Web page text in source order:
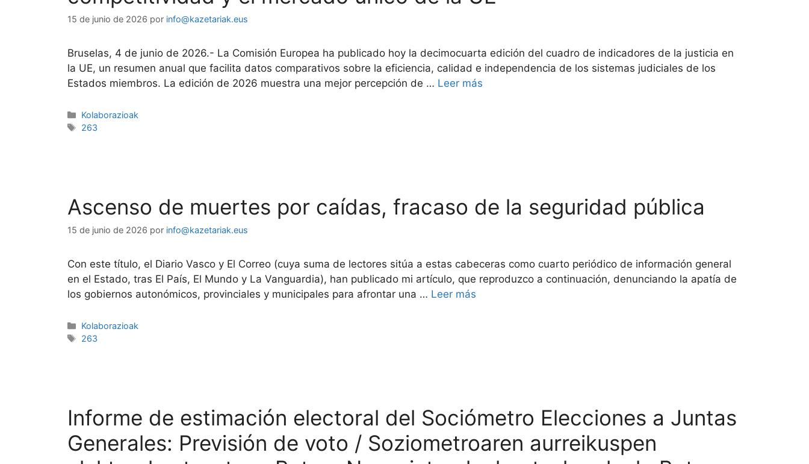
15 de junio de 2026 por info@kazetariak.eus
Bruselas, 4 de junio de 2026.- La Comisión Europea ha publicado hoy la decimocuarta edición del cuadro de indicadores de la justicia en
la UE, un resumen anual que facilita datos comparativos sobre la eficiencia, calidad e independencia de los sistemas judiciales de los
Estados miembros. La edición de 2026 muestra una mejor percepción de … Leer más
Kolaborazioak
263
Ascenso de muertes por caídas, fracaso de la seguridad pública
15 de junio de 2026 por info@kazetariak.eus
Con este título, el Diario Vasco y El Correo (cuya suma de lectores sitúa a estas cabeceras como cuarto periódico de información general
en el Estado, tras El País, El Mundo y La Vanguardia), han publicado mi artículo, que reproduzco a continuación, denunciando la apatía de
los gobiernos autonómicos, provinciales y municipales para afrontar una … Leer más
Kolaborazioak
263
Informe de estimación electoral del Sociómetro Elecciones a Juntas
Generales: Previsión de voto / Soziometroaren aurreikuspen